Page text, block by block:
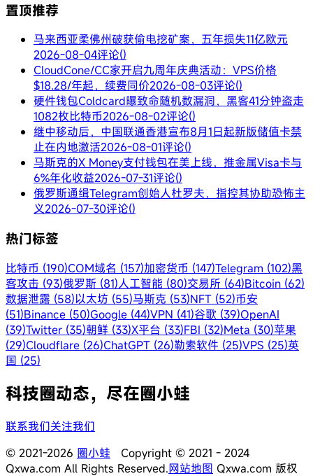
置顶推荐
马来西亚柔佛州破获偷电挖矿案，五年损失11亿欧元
2026-08-04评论()
CloudCone/CC家开启九周年庆典活动：VPS价格
$18.28/年起，续费同价2026-08-03评论()
硬件钱包Coldcard曝致命随机数漏洞，黑客41分钟盗走
1082枚比特币2026-08-02评论()
继中移动后，中国联通香港宣布8月1日起新版储值卡禁
止在内地激活2026-08-01评论()
马斯克的X Money支付钱包在美上线，推金属Visa卡与
6%年化收益2026-07-31评论()
俄罗斯通缉Telegram创始人杜罗夫，指控其协助恐怖主
义2026-07-30评论()
热门标签
比特币 (190)COM域名 (157)加密货币 (147)Telegram (102)黑
客攻击 (93)俄罗斯 (81)人工智能 (80)交易所 (64)Bitcoin (62)
数据泄露 (58)以太坊 (55)马斯克 (53)NFT (52)币安
(51)Binance (50)Google (44)VPN (41)谷歌 (39)OpenAI
(39)Twitter (35)朝鲜 (33)X平台 (33)FBI (32)Meta (30)苹果
(29)Cloudflare (26)ChatGPT (26)勒索软件 (25)VPS (25)英
国 (25)
科技圈动态，尽在圈小蛙
联系我们关注我们
© 2021-2026 圈小蛙 Copyright © 2021 - 2024
Qxwa.com All Rights Reserved.网站地图 Qxwa.com 版权